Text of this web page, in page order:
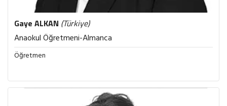
Gaye ALKAN (Türkiye)
Anaokul Öğretmeni-Almanca
Öğretmen